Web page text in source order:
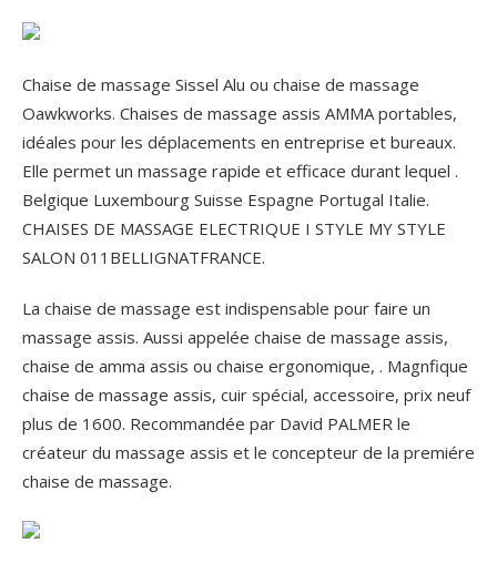
Chaise de massage Sissel Alu ou chaise de massage
Oawkworks. Chaises de massage assis AMMA portables,
idéales pour les déplacements en entreprise et bureaux.
Elle permet un massage rapide et efficace durant lequel .
Belgique Luxembourg Suisse Espagne Portugal Italie.
CHAISES DE MASSAGE ELECTRIQUE I STYLE MY STYLE
SALON 011BELLIGNATFRANCE.
La chaise de massage est indispensable pour faire un
massage assis. Aussi appelée chaise de massage assis,
chaise de amma assis ou chaise ergonomique, . Magnfique
chaise de massage assis, cuir spécial, accessoire, prix neuf
plus de 1600. Recommandée par David PALMER le
créateur du massage assis et le concepteur de la premiére
chaise de massage.